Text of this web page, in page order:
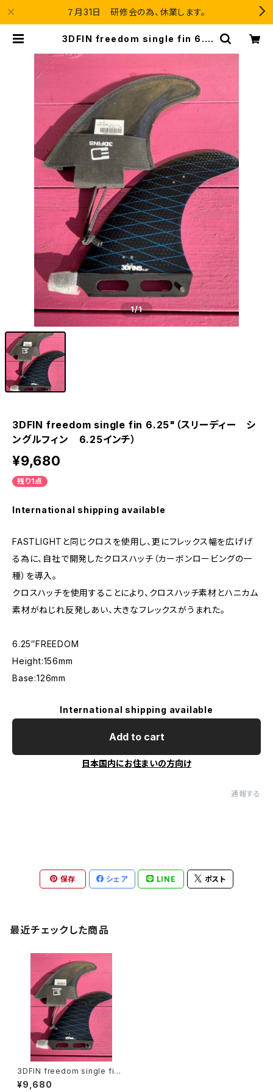
７月31日 研修会の為、休業します。
3DFIN freedom single fin 6.2
6.25インチ） | Blue Velvet Loun
1/1
3DFIN freedom single fin 6.25"（スリーディー シ
ングルフィン 6.25インチ）
¥9,680
残り1点
International shipping available
FASTLIGHTと同じクロスを使用し、更にフレックス幅を広げげ
る為に、自社で開発したクロスハッチ（カーボンロービングの一
種）を導入。
クロスハッチを使用することにより、クロスハッチ素材とハニカム
素材がねじれ反発しあい、大きなフレックスがうまれた。
6.25″FREEDOM
Height:156mm
Base:126mm
International shipping available
Add to cart
日本国内にお住まいの方向け
通報する
保存 シェア LINE ポスト
最近チェックした商品
3DFIN freedom single fin
6.25"（スリーディー シングル
フィン 6.25インチ）
¥9,680